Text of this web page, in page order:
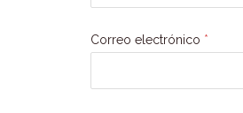
Correo electrónico *